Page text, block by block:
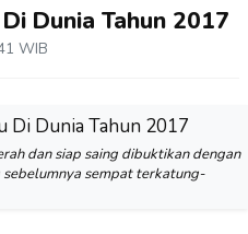
Dunia Tahun 2017
WIB
dan siap saing dibuktikan dengan
sempat terkatung-